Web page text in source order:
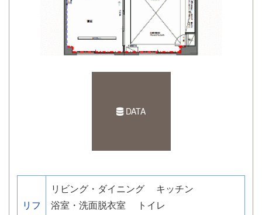
DATA
リフ
リビング・ダイニング
キッチン
浴室・洗面脱衣室
トイレ